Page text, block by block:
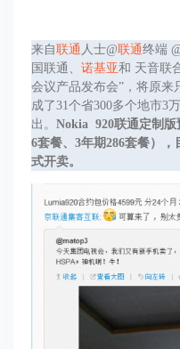
来自联通 人士@联通终端
国联通、 诺基亚和 天音联
会议产品发布会”，将原
成了31个省300多个地市3
出。 Nokia 920联通定制版
6套餐、3年期286套餐）
式开卖。